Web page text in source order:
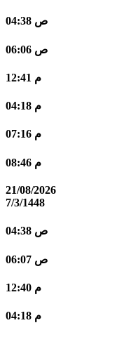
04:38 ص
06:06 ص
12:41 م
04:18 م
07:16 م
08:46 م
21/08/2026
7/3/1448
04:38 ص
06:07 ص
12:40 م
04:18 م